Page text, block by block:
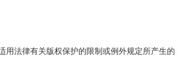
用法律有关版权保护的限制或例外规定所产生的